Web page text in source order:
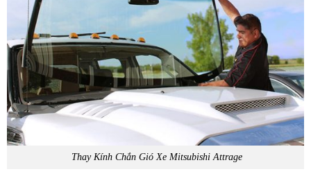
Thay Kính Chắn Gió Xe Mitsubishi Attrage